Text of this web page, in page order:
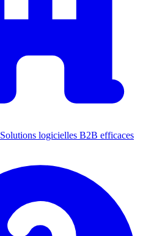
Solutions logicielles B2B efficaces